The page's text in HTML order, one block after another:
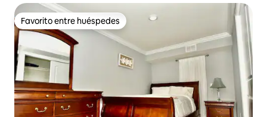
Favorito entre huéspedes
Favorito entre huéspedes